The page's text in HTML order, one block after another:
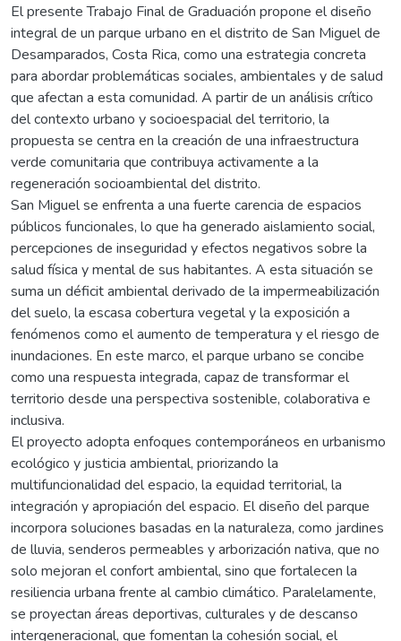
El presente Trabajo Final de Graduación propone el diseño
integral de un parque urbano en el distrito de San Miguel de
Desamparados, Costa Rica, como una estrategia concreta
para abordar problemáticas sociales, ambientales y de salud
que afectan a esta comunidad. A partir de un análisis crítico
del contexto urbano y socioespacial del territorio, la
propuesta se centra en la creación de una infraestructura
verde comunitaria que contribuya activamente a la
regeneración socioambiental del distrito.
San Miguel se enfrenta a una fuerte carencia de espacios
públicos funcionales, lo que ha generado aislamiento social,
percepciones de inseguridad y efectos negativos sobre la
salud física y mental de sus habitantes. A esta situación se
suma un déficit ambiental derivado de la impermeabilización
del suelo, la escasa cobertura vegetal y la exposición a
fenómenos como el aumento de temperatura y el riesgo de
inundaciones. En este marco, el parque urbano se concibe
como una respuesta integrada, capaz de transformar el
territorio desde una perspectiva sostenible, colaborativa e
inclusiva.
El proyecto adopta enfoques contemporáneos en urbanismo
ecológico y justicia ambiental, priorizando la
multifuncionalidad del espacio, la equidad territorial, la
integración y apropiación del espacio. El diseño del parque
incorpora soluciones basadas en la naturaleza, como jardines
de lluvia, senderos permeables y arborización nativa, que no
solo mejoran el confort ambiental, sino que fortalecen la
resiliencia urbana frente al cambio climático. Paralelamente,
se proyectan áreas deportivas, culturales y de descanso
intergeneracional, que fomentan la cohesión social, el